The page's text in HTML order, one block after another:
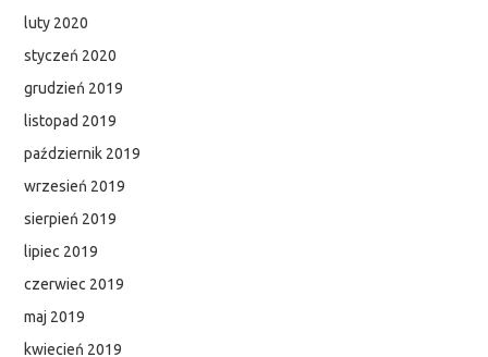
luty 2020
styczeń 2020
grudzień 2019
listopad 2019
październik 2019
wrzesień 2019
sierpień 2019
lipiec 2019
czerwiec 2019
maj 2019
kwiecień 2019